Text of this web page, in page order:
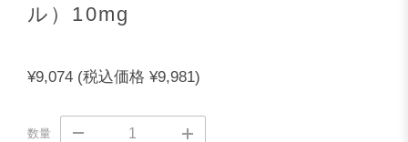
ル）10mg
¥9,074 (税込価格 ¥9,981)
数量